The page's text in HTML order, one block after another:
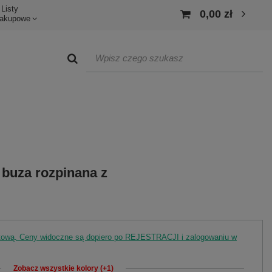
Listy
0,00 zł
rozpinana z
Ceny widoczne są dopiero po REJESTRACJI i zalogowaniu w
Zobacz wszystkie kolory (+1)